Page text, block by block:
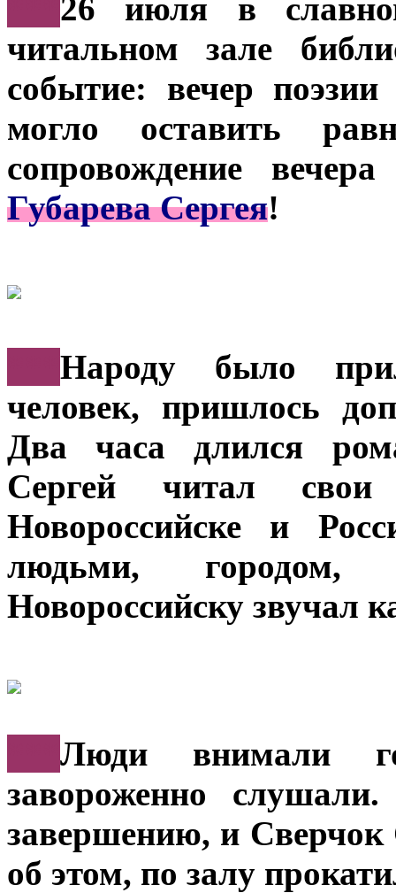
26 июля в
читальном зале
событие: вечер
могло оставить
сопровождение
Губарева Сергея!
Народу было
человек, пришлось
Два часа длился
Сергей читал
Новороссийске и
людьми,
Новороссийску звучал
Люди внимали
завороженно
завершению, и Сверчок
об этом, по залу